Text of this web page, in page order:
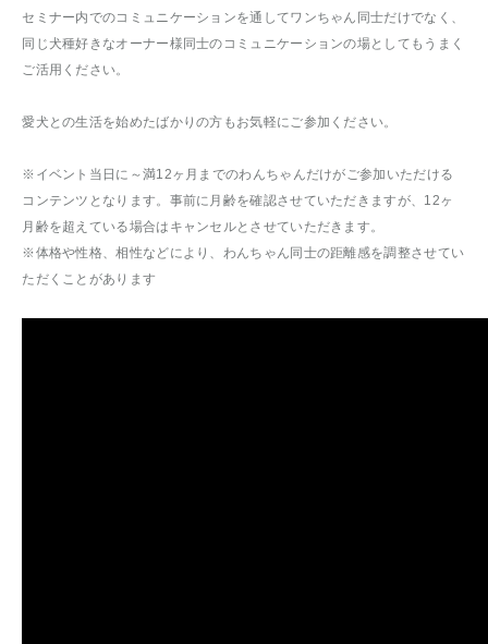
セミナー内でのコミュニケーションを通してワンちゃん同士だけでなく、
同じ犬種好きなオーナー様同士のコミュニケーションの場としてもうまく
ご活用ください。
愛犬との生活を始めたばかりの方もお気軽にご参加ください。
※イベント当日に～満12ヶ月までのわんちゃんだけがご参加いただける
コンテンツとなります。事前に月齢を確認させていただきますが、12ヶ
月齢を超えている場合はキャンセルとさせていただきます。
※体格や性格、相性などにより、わんちゃん同士の距離感を調整させてい
ただくことがあります